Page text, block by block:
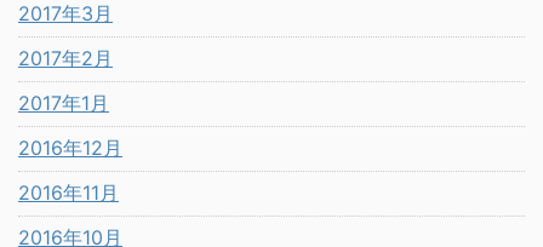
2017年3月
2017年2月
2017年1月
2016年12月
2016年11月
2016年10月